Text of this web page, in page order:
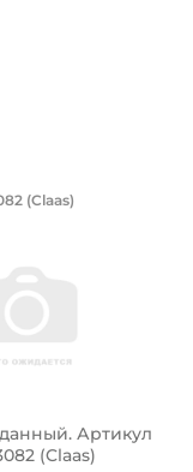
сборе
(Claas)
Артикул
(Claas)